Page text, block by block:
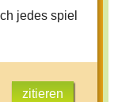
jedes spiel
zitieren